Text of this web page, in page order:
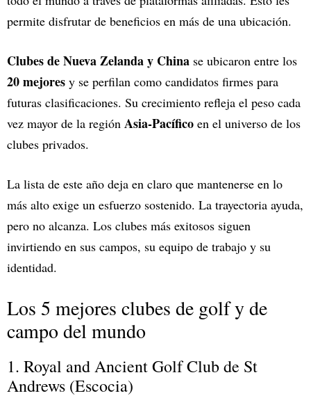
permite disfrutar de beneficios en más de una ubicación.
Clubes de Nueva Zelanda y China se ubicaron entre los
20 mejores y se perfilan como candidatos firmes para
futuras clasificaciones. Su crecimiento refleja el peso cada
vez mayor de la región Asia-Pacífico en el universo de los
clubes privados.
La lista de este año deja en claro que mantenerse en lo
más alto exige un esfuerzo sostenido. La trayectoria ayuda,
pero no alcanza. Los clubes más exitosos siguen
invirtiendo en sus campos, su equipo de trabajo y su
identidad.
Los 5 mejores clubes de golf y de
campo del mundo
1. Royal and Ancient Golf Club de St
Andrews (Escocia)